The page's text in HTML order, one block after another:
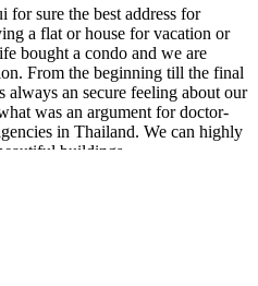
sure the best address for
a flat or house for vacation or
bought a condo and we are
From the beginning till the final
always an secure feeling about our
was an argument for doctor-
in Thailand. We can highly
buildings.